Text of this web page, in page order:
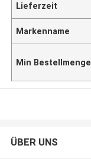
Lieferzeit
Markenname
Min Bestellmenge
ÜBER UNS